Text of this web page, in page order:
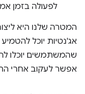
לפעולה בזמן
אג'נטיות יוכל
שהמשתמשים יוכלו
אפשר לעקוב אחרי